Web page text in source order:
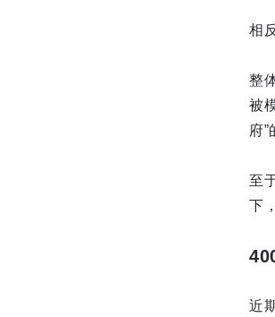
相
整
被
府
至
下
近